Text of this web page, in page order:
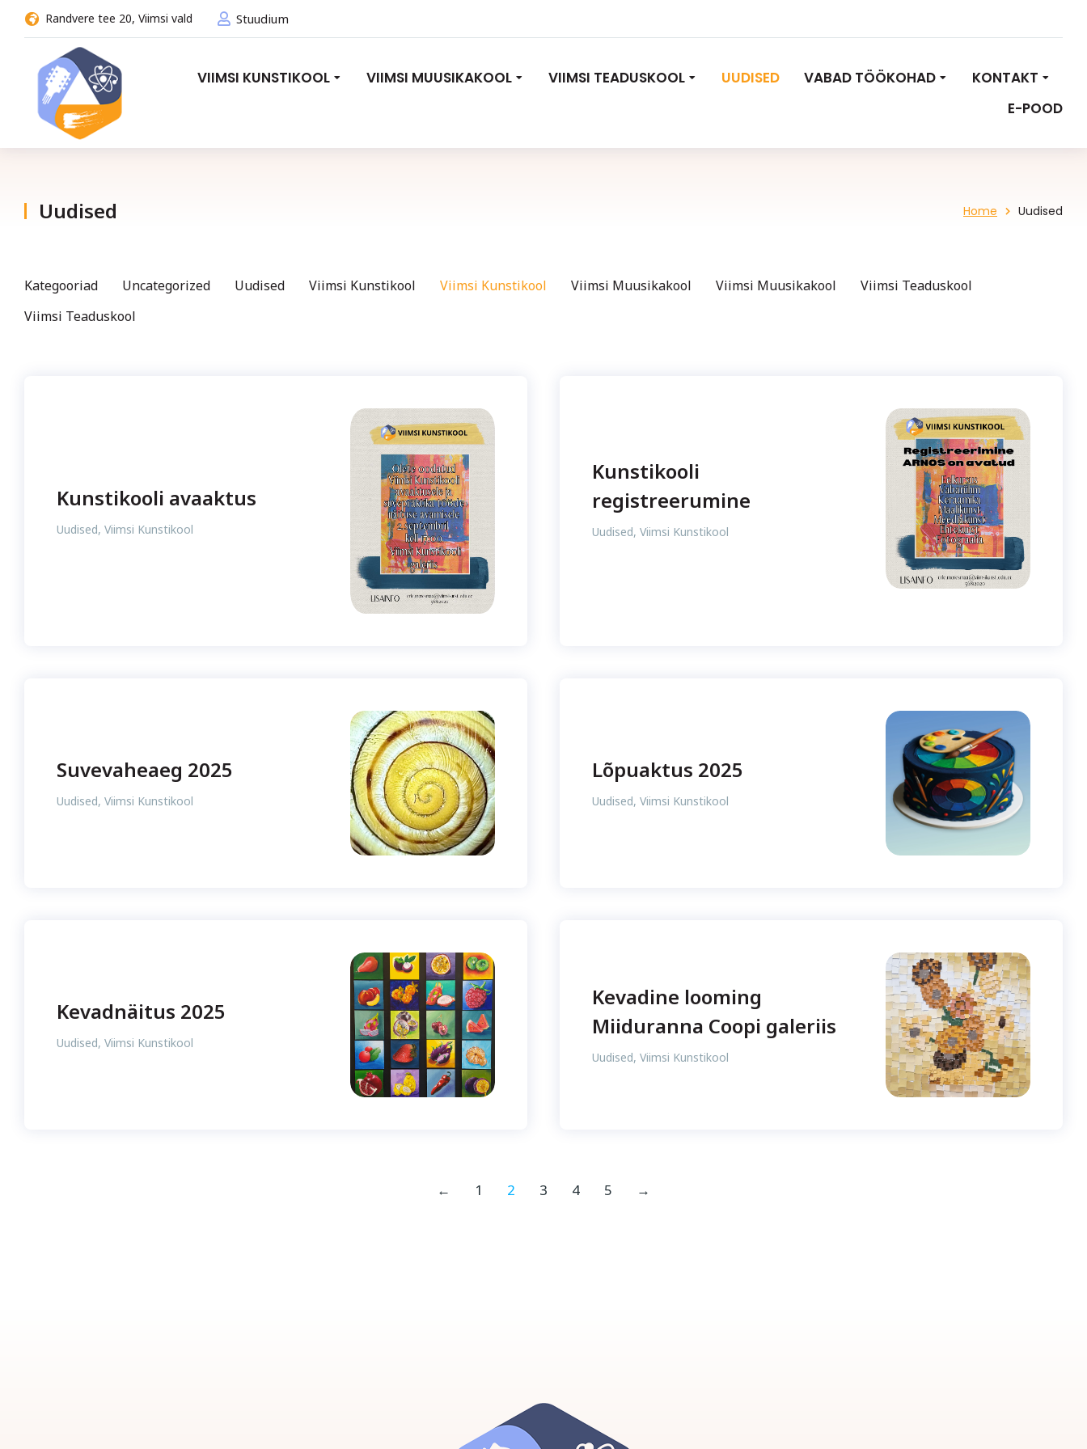
Randvere tee 20, Viimsi vald Stuudium
VIIMSI KUNSTIKOOL VIIMSI MUUSIKAKOOL VIIMSI TEADUSKOOL UUDISED VABAD TÖÖKOHAD
KONTAKT
E-POOD
Uudised Home Uudised
Kategooriad Uncategorized Uudised Viimsi Kunstikool Viimsi Kunstikool Viimsi Muusikakool Viimsi Muusikakool
Viimsi Teaduskool
Viimsi Teaduskool
Kunstikooli avaaktus
Uudised, Viimsi Kunstikool
Kunstikooli
registreerumine
Uudised, Viimsi Kunstikool
Suvevaheaeg 2025
Uudised, Viimsi Kunstikool
Lõpuaktus 2025
Uudised, Viimsi Kunstikool
Kevadnäitus 2025
Uudised, Viimsi Kunstikool
Kevadine looming
Miiduranna Coopi galeriis
Uudised, Viimsi Kunstikool
← 1 2 3 4 5 →